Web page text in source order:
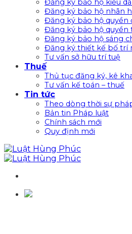
Đăng ký bảo hộ kiểu
Đăng ký bảo hộ nhãn
Đăng ký bảo hộ quyền
Đăng ký bảo hộ quyền
Đăng ký bảo hộ sáng
Đăng ký thiết kế bố trí
Tư vấn sở hữu trí tuệ
Thuế
Thủ tục đăng ký, kê
Tư vấn kế toán – thuế
Tin tức
Theo dòng thời sự
Bản tin Pháp luật
Chính sách mới
Quy định mới